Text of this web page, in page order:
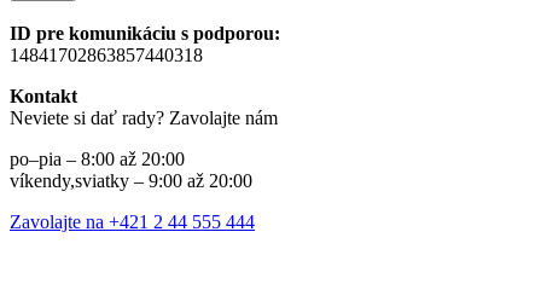
ID pre komunikáciu s podporou:
14841702863857440318
Kontakt
Neviete si dať rady? Zavolajte nám
po–pia – 8:00 až 20:00
víkendy,sviatky – 9:00 až 20:00
Zavolajte na +421 2 44 555 444